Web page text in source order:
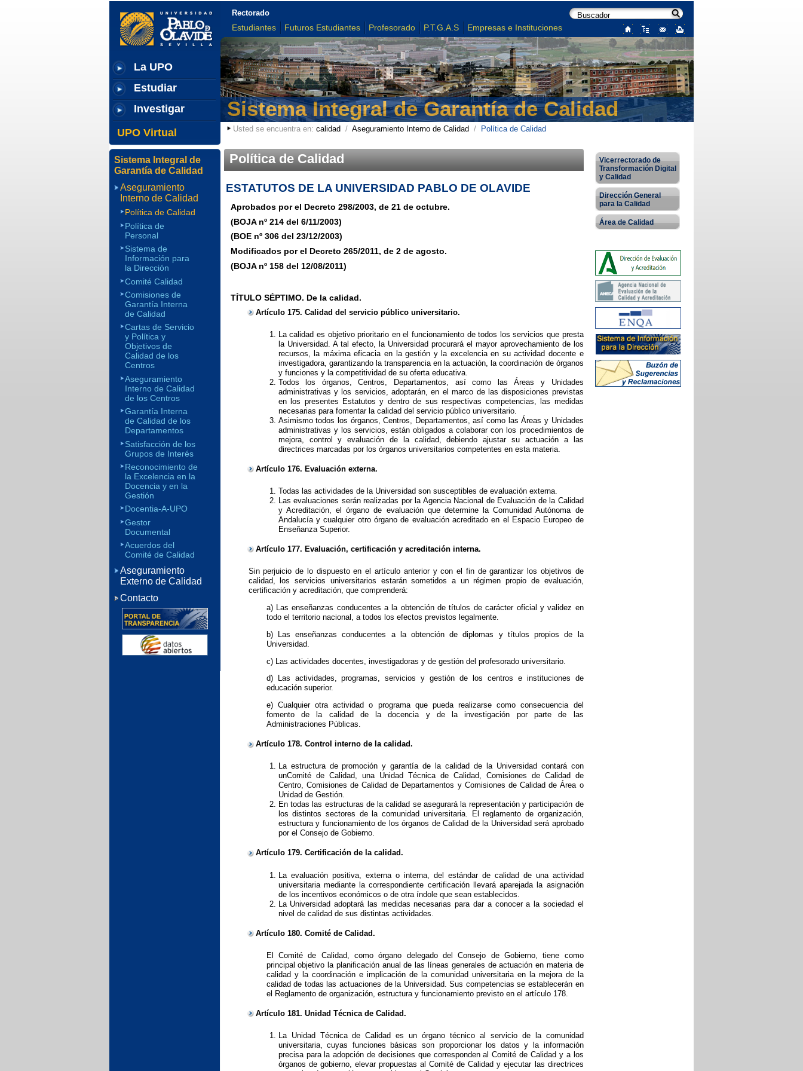
La UPO
Estudiar
Investigar
UPO Virtual
Rectorado
Estudiantes Futuros Estudiantes Profesorado P.T.G.A.S Empresas e Instituciones
Sistema Integral de Garantía de Calidad
Usted se encuentra en: calidad / Aseguramiento Interno de Calidad / Política de Calidad
Política de Calidad
ESTATUTOS DE LA UNIVERSIDAD PABLO DE OLAVIDE
Aprobados por el Decreto 298/2003, de 21 de octubre.
(BOJA nº 214 del 6/11/2003)
(BOE nº 306 del 23/12/2003)
Modificados por el Decreto 265/2011, de 2 de agosto.
(BOJA nº 158 del 12/08/2011)
TÍTULO SÉPTIMO. De la calidad.
Artículo 175. Calidad del servicio público universitario.
La calidad es objetivo prioritario en el funcionamiento de todos los servicios que presta
la Universidad. A tal efecto, la Universidad procurará el mayor aprovechamiento de los
recursos, la máxima eficacia en la gestión y la excelencia en su actividad docente e
investigadora, garantizando la transparencia en la actuación, la coordinación de órganos
y funciones y la competitividad de su oferta educativa.
Todos los órganos, Centros, Departamentos, así como las Áreas y Unidades
administrativas y los servicios, adoptarán, en el marco de las disposiciones previstas
en los presentes Estatutos y dentro de sus respectivas competencias, las medidas
necesarias para fomentar la calidad del servicio público universitario.
Asimismo todos los órganos, Centros, Departamentos, así como las Áreas y Unidades
administrativas y los servicios, están obligados a colaborar con los procedimientos de
mejora, control y evaluación de la calidad, debiendo ajustar su actuación a las
directrices marcadas por los órganos universitarios competentes en esta materia.
Artículo 176. Evaluación externa.
Todas las actividades de la Universidad son susceptibles de evaluación externa.
Las evaluaciones serán realizadas por la Agencia Nacional de Evaluación de la Calidad
y Acreditación, el órgano de evaluación que determine la Comunidad Autónoma de
Andalucía y cualquier otro órgano de evaluación acreditado en el Espacio Europeo de
Enseñanza Superior.
Artículo 177. Evaluación, certificación y acreditación interna.
Sin perjuicio de lo dispuesto en el artículo anterior y con el fin de garantizar los objetivos de
calidad, los servicios universitarios estarán sometidos a un régimen propio de evaluación,
certificación y acreditación, que comprenderá:
a) Las enseñanzas conducentes a la obtención de títulos de carácter oficial y validez en
todo el territorio nacional, a todos los efectos previstos legalmente.
b) Las enseñanzas conducentes a la obtención de diplomas y títulos propios de la
Universidad.
c) Las actividades docentes, investigadoras y de gestión del profesorado universitario.
d) Las actividades, programas, servicios y gestión de los centros e instituciones de
educación superior.
e) Cualquier otra actividad o programa que pueda realizarse como consecuencia del
fomento de la calidad de la docencia y de la investigación por parte de las
Administraciones Públicas.
Artículo 178. Control interno de la calidad.
La estructura de promoción y garantía de la calidad de la Universidad contará con
unComité de Calidad, una Unidad Técnica de Calidad, Comisiones de Calidad de
Centro, Comisiones de Calidad de Departamentos y Comisiones de Calidad de Área o
Unidad de Gestión.
En todas las estructuras de la calidad se asegurará la representación y participación de
los distintos sectores de la comunidad universitaria. El reglamento de organización,
estructura y funcionamiento de los órganos de Calidad de la Universidad será aprobado
por el Consejo de Gobierno.
Artículo 179. Certificación de la calidad.
La evaluación positiva, externa o interna, del estándar de calidad de una actividad
universitaria mediante la correspondiente certificación llevará aparejada la asignación
de los incentivos económicos o de otra índole que sean establecidos.
La Universidad adoptará las medidas necesarias para dar a conocer a la sociedad el
nivel de calidad de sus distintas actividades.
Artículo 180. Comité de Calidad.
El Comité de Calidad, como órgano delegado del Consejo de Gobierno, tiene como
principal objetivo la planificación anual de las líneas generales de actuación en materia de
calidad y la coordinación e implicación de la comunidad universitaria en la mejora de la
calidad de todas las actuaciones de la Universidad. Sus competencias se establecerán en
el Reglamento de organización, estructura y funcionamiento previsto en el artículo 178.
Artículo 181. Unidad Técnica de Calidad.
La Unidad Técnica de Calidad es un órgano técnico al servicio de la comunidad
universitaria, cuyas funciones básicas son proporcionar los datos y la información
precisa para la adopción de decisiones que corresponden al Comité de Calidad y a los
órganos de gobierno, elevar propuestas al Comité de Calidad y ejecutar las directrices
Sistema Integral de
Garantía de Calidad
Aseguramiento
Interno de Calidad
Política de Calidad
Política de
Personal
Sistema de
Información para
la Dirección
Comité Calidad
Comisiones de
Garantía Interna
de Calidad
Cartas de Servicio
y Política y
Objetivos de
Calidad de los
Centros
Aseguramiento
Interno de Calidad
de los Centros
Garantía Interna
de Calidad de los
Departamentos
Satisfacción de los
Grupos de Interés
Reconocimiento de
la Excelencia en la
Docencia y en la
Gestión
Docentia-A-UPO
Gestor
Documental
Acuerdos del
Comité de Calidad
Aseguramiento
Externo de Calidad
Contacto
Vicerrectorado de
Transformación Digital
y Calidad
Dirección General
para la Calidad
Área de Calidad